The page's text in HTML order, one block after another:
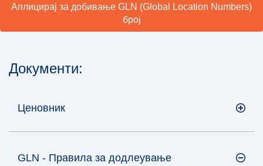
Аплицирај за добивање GLN (Global Location Numbers)
број
Документи:
Ценовник
GLN - Правила за додлеување